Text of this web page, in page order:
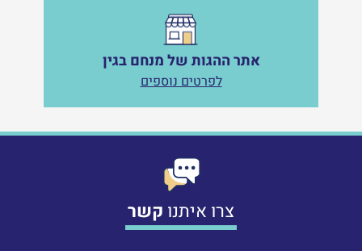
אתר ההגות של מנחם בגין
לפרטים נוספים
צרו איתנו קשר